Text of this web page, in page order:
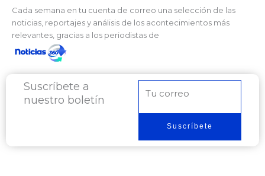
Cada semana en tu cuenta de correo una selección de las
noticias, reportajes y análisis de los acontecimientos más
relevantes, gracias a los periodistas de
Suscríbete a
nuestro boletín
electrónico
Suscríbete